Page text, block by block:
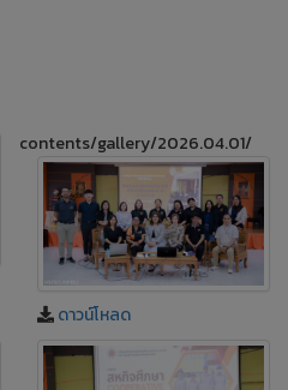
contents/gallery/2026.04.01/
ดาวน์โหลด